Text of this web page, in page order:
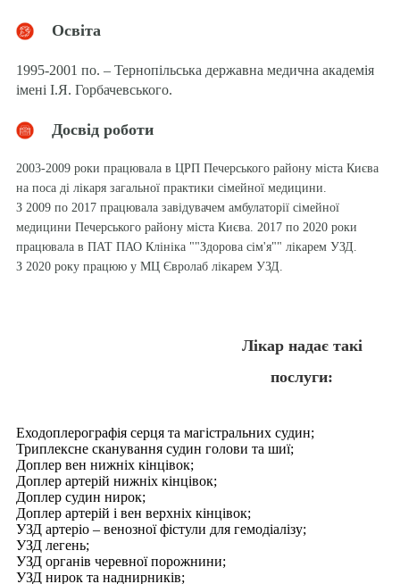
Освіта
1995-2001 по. – Тернопільська державна медична академія
імені І.Я. Горбачевського.
Досвід роботи
2003-2009 роки працювала в ЦРП Печерського району міста Києва
на поса ді лікаря загальної практики сімейної медицини.
З 2009 по 2017 працювала завідувачем амбулаторії сімейної
медицини Печерського району міста Києва. 2017 по 2020 роки
працювала в ПАТ ПАО Клініка ""Здорова сім'я"" лікарем УЗД.
З 2020 року працюю у МЦ Євролаб лікарем УЗД.
Лікар надає такі
послуги:
Еходоплерографія серця та магістральних судин;
Триплексне сканування судин голови та шиї;
Доплер вен нижніх кінцівок;
Доплер артерій нижніх кінцівок;
Доплер судин нирок;
Доплер артерій і вен верхніх кінцівок;
УЗД артеріо – венозної фістули для гемодіалізу;
УЗД легень;
УЗД органів черевної порожнини;
УЗД нирок та наднирників;